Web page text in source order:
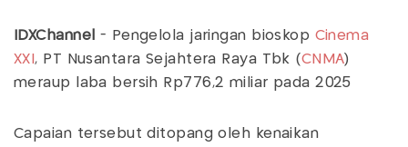
IDXChannel - Pengelola jaringan bioskop Cinema
XXI , PT Nusantara Sejahtera Raya Tbk (CNMA)
meraup laba bersih Rp776,2 miliar pada 2025
Capaian tersebut ditopang oleh kenaikan